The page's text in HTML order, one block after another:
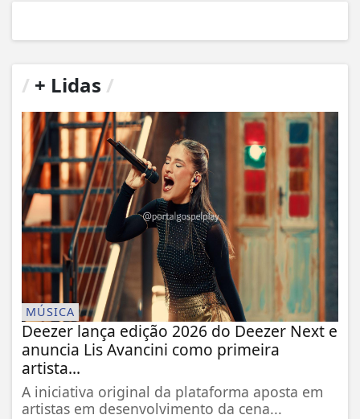
/ + Lidas /
MÚSICA
Deezer lança edição 2026 do Deezer Next e
anuncia Lis Avancini como primeira
artista...
A iniciativa original da plataforma aposta em
artistas em desenvolvimento da cena...